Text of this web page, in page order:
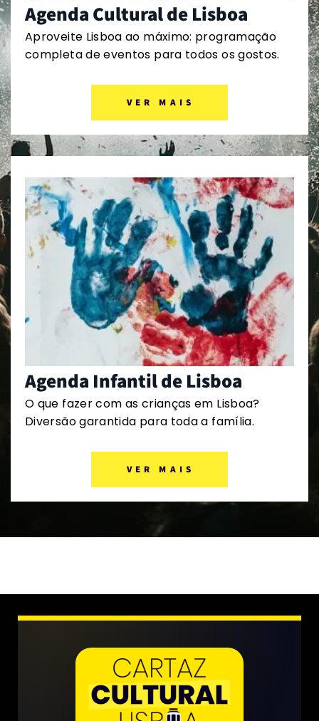
Agenda Cultural de Lisboa
Aproveite Lisboa ao máximo: programação
completa de eventos para todos os gostos.
VER MAIS
Agenda Infantil de Lisboa
O que fazer com as crianças em Lisboa?
Diversão garantida para toda a família.
VER MAIS